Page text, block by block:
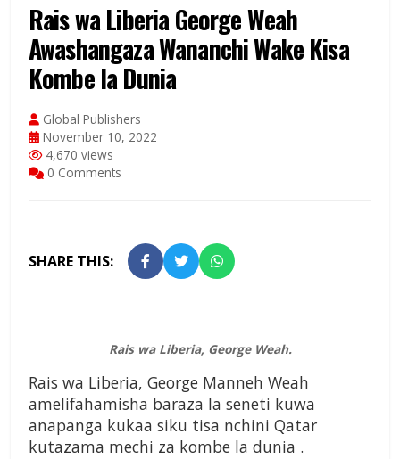
Rais wa Liberia George Weah
Awashangaza Wananchi Wake Kisa
Kombe la Dunia
Global Publishers
November 10, 2022
4,670 views
0 Comments
SHARE THIS:
Rais wa Liberia, George Weah.
Rais wa Liberia, George Manneh Weah
amelifahamisha baraza la seneti kuwa
anapanga kukaa siku tisa nchini Qatar
kutazama mechi za kombe la dunia .